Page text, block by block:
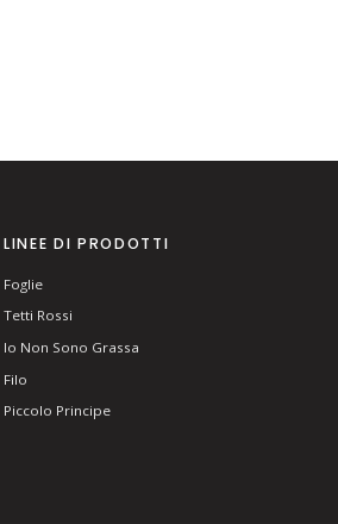
LINEE DI PRODOTTI
Foglie
Tetti Rossi
Io Non Sono Grassa
Filo
Piccolo Principe